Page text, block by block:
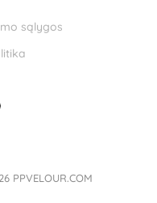
sąlygos
PPVELOUR.COM